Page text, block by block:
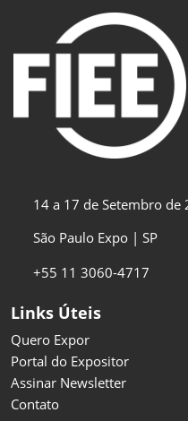
14 a 17 de Setembro de
São Paulo Expo | SP
+55 11 3060-4717
Links Úteis
Quero Expor
Portal do Expositor
Assinar Newsletter
Contato